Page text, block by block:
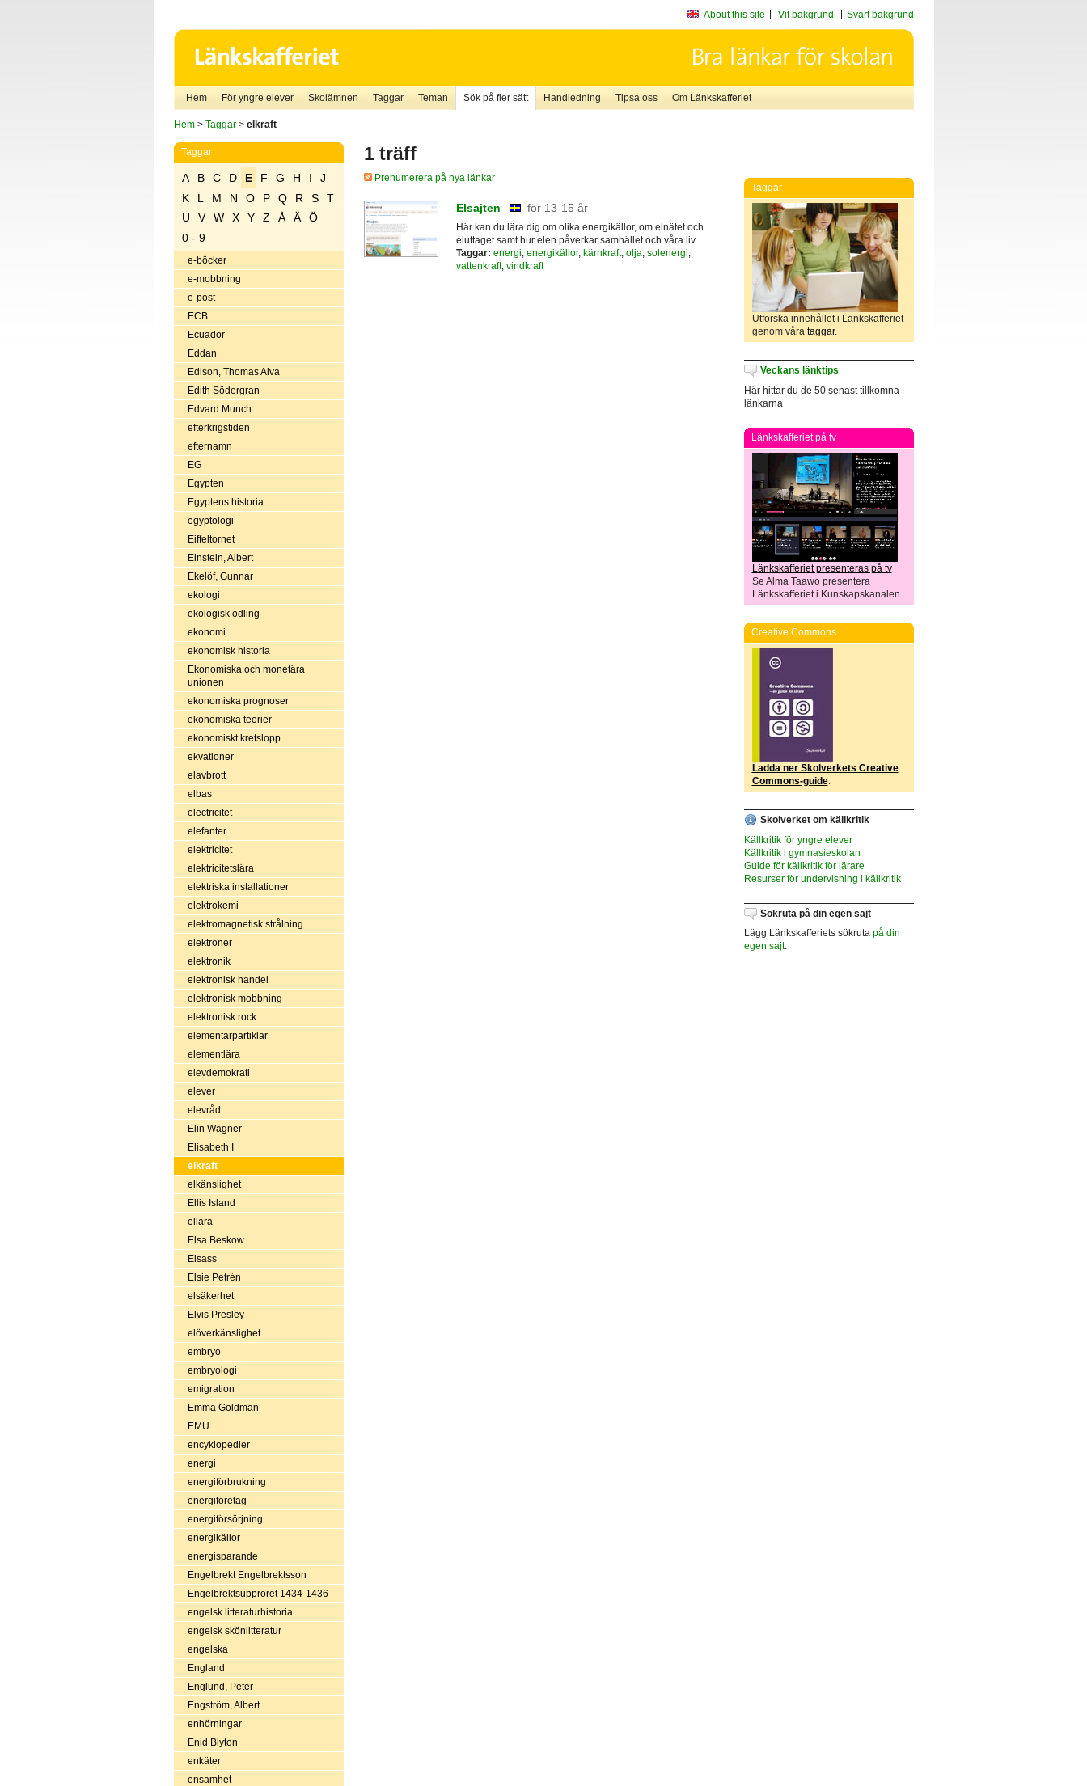
About this site Vit bakgrund Svart bakgrund
Hem För yngre elever Skolämnen Taggar Teman Sök på fler sätt Handledning Tipsa oss Om Länkskafferiet
Hem> Taggar> elkraft
Taggar
A B C D E F G H I
J
K
L M N O P Q R S
T
U
V W X Y Z Å Ä
Ö
0 - 9
e-böcker
e-mobbning
e-post
ECB
Ecuador
Eddan
Edison, Thomas Alva
Edith Södergran
Edvard Munch
efterkrigstiden
efternamn
EG
Egypten
Egyptens historia
egyptologi
Eiffeltornet
Einstein, Albert
Ekelöf, Gunnar
ekologi
ekologisk odling
ekonomi
ekonomisk historia
Ekonomiska och monetära
unionen
ekonomiska prognoser
ekonomiska teorier
ekonomiskt kretslopp
ekvationer
elavbrott
elbas
electricitet
elefanter
elektricitet
elektricitetslära
elektriska installationer
elektrokemi
elektromagnetisk strålning
elektroner
elektronik
elektronisk handel
elektronisk mobbning
elektronisk rock
elementarpartiklar
elementlära
elevdemokrati
elever
elevråd
Elin Wägner
Elisabeth I
elkraft
elkänslighet
Ellis Island
ellära
Elsa Beskow
Elsass
Elsie Petrén
elsäkerhet
Elvis Presley
elöverkänslighet
embryo
embryologi
emigration
Emma Goldman
EMU
encyklopedier
energi
energiförbrukning
energiföretag
energiförsörjning
energikällor
energisparande
Engelbrekt Engelbrektsson
Engelbrektsupproret 1434-1436
engelsk litteraturhistoria
engelsk skönlitteratur
engelska
England
Englund, Peter
Engström, Albert
enhörningar
Enid Blyton
enkäter
ensamhet
1 träff
Prenumerera på nya länkar
Elsajten för 13-15 år
Här kan du lära dig om olika energikällor, om elnätet och
eluttaget samt hur elen påverkar samhället och våra liv.
Taggar: energi energikällor, kärnkraft, olja solenergi
vattenkraft, vindkraft
Taggar
Utforska innehållet i Länkskafferiet
genom våra taggar.
Veckans länktips
Här hittar du de 50 senast tillkomna
länkarna
Länkskafferiet på tv
Länkskafferiet presenteras på tv
Se Alma Taawo presentera
Länkskafferiet i Kunskapskanalen.
Creative Commons
Ladda ner Skolverkets Creative
Commons-guide.
Skolverket om källkritik
Källkritik för yngre elever
Källkritik i gymnasieskolan
Guide för källkritik för lärare
Resurser för undervisning i källkritik
Sökruta på din egen sajt
Lägg Länkskafferiets sökruta på din
egen sajt.